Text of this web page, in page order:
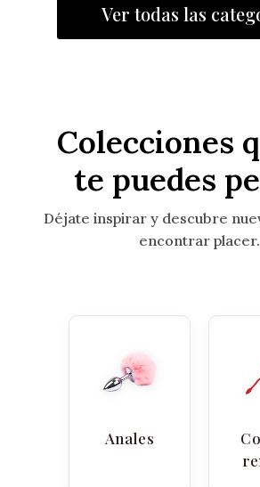
Ver todas las
Colecciones
te puedes
Déjate inspirar y descubre
encontrar placer.
Anales